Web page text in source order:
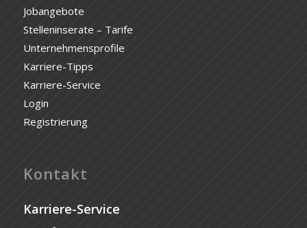
Jobangebote
Stelleninserate – Tarife
Unternehmensprofile
Karriere-Tipps
Karriere-Service
Login
Registrierung
Kontakt
Karriere-Service